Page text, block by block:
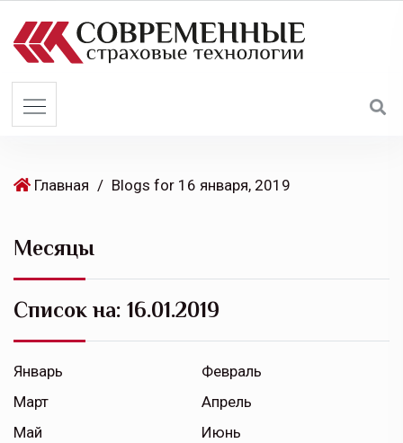
Главная / Blogs for 16 января, 2019
Месяцы
Список на: 16.01.2019
Январь
Февраль
Март
Апрель
Май
Июнь